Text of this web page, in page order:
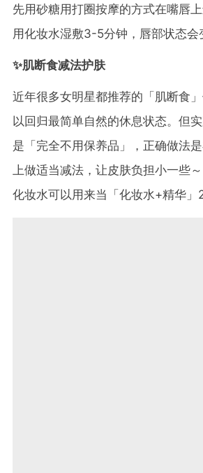
先用砂糖用打圈按摩的方式在嘴唇
用化妆水湿敷3-5分钟，唇部状态会
✨肌断食减法护肤
近年很多女明星都推荐的「肌断食
以回归最简单自然的休息状态。但
是「完全不用保养品」，正确做法
上做适当减法，让皮肤负担小一些
化妆水可以用来当「化妆水+精华」